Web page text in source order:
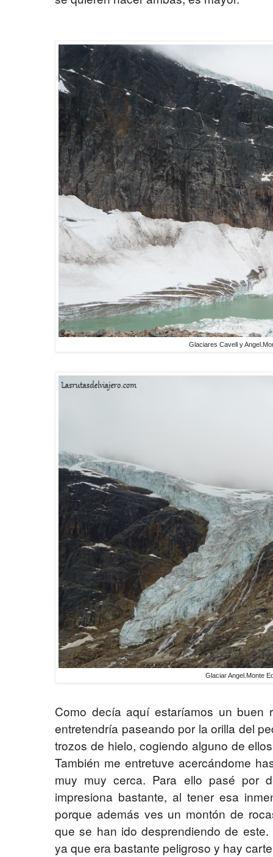
Glaciares Cavell y
Glaciar Angel.Monte
Como decía aquí estaríamos un
entretendría paseando por la orilla del
trozos de hielo, cogiendo alguno de
También me entretuve acercándome
muy muy cerca. Para ello pasé por
impresiona bastante, al tener esa
porque además ves un montón de
que se han ido desprendiendo de
ya que era bastante peligroso y hay